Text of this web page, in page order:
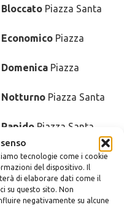
tecnologie come i cookie
del dispositivo. Il
di elaborare dati come il
su questo sito. Non
negativamente su alcune
Piazza Santa
Piazza
Piazza
Notturno Piazza Santa
Piazza Santa
Piazza Santa
Piazza Santa